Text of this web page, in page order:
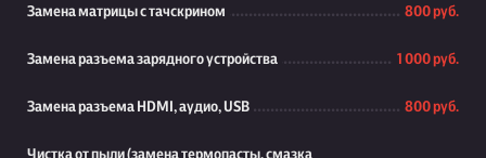
Замена матрицы с тачскрином 800 руб.
Замена разъема зарядного устройства 1 000 руб.
Замена разъема HDMI, аудио, USB 800 руб.
Чистка от пыли (замена термопасты, смазка